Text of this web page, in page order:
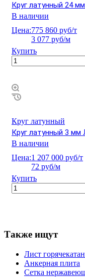
Круг латунный 24
В наличии
Цена:775 860 руб/т
3 077 руб/м
Купить
Круг латунный
Круг латунный 3
В наличии
Цена:1 207 000 руб/т
72 руб/м
Купить
Также ищут
Лист
Анкерная плита
Сетка